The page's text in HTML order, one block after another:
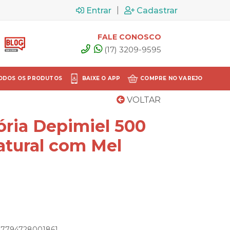
Entrar Cadastrar
FALE CONOSCO
(17) 3209-9595
OS PRODUTOS BAIXE O APP COMPRE NO VAREJO
VOLTAR
Depimiel 500
com Mel